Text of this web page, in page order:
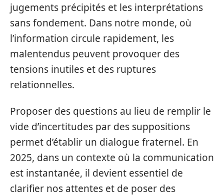
jugements précipités et les interprétations
sans fondement. Dans notre monde, où
l’information circule rapidement, les
malentendus peuvent provoquer des
tensions inutiles et des ruptures
relationnelles.
Proposer des questions au lieu de remplir le
vide d’incertitudes par des suppositions
permet d’établir un dialogue fraternel. En
2025, dans un contexte où la communication
est instantanée, il devient essentiel de
clarifier nos attentes et de poser des